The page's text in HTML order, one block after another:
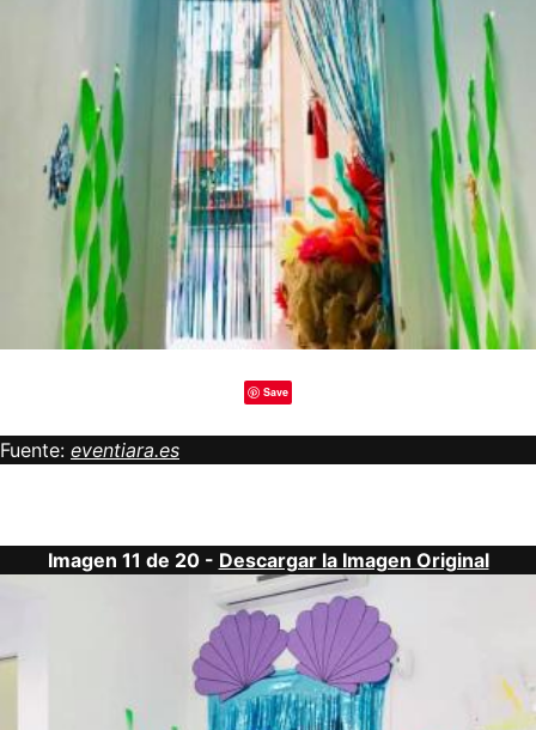
Save
Fuente: eventiara.es
Imagen 11 de 20 - Descargar la Imagen Original